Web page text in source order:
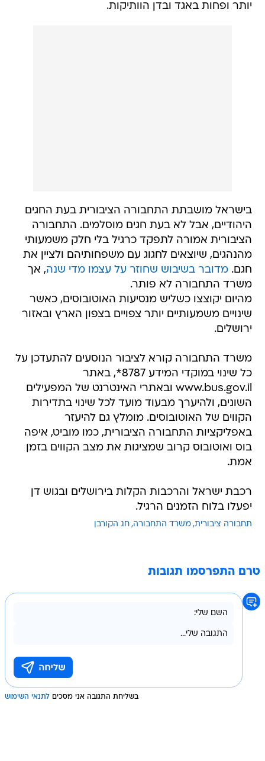
יותר ופחות באגד ובדן הוותיקות.
בישראל מושבתת התחבורה הציבורית בעת החגים
היהודיים, אבל לא בעת חגים מוסלמים. התחבורה
הציבורית אמורה לתפקד כרגיל בלי חלק משמעותי
מהנהגים, שיוצאים לחגוג עם משפחותיהם ולציין את
חגם.מדובר בשיבוש שחוזר על עצמו מדי שנה, אך
משרד התחבורה לא פותר.
מהיום יקוצצו כשליש מנסיעות האוטובוסים, כאשר
שינויים משמעותיים יותר צפויים בצפון הארץ ובאזור
ירושלים.
משרד התחבורה קורא לציבור הנוסעים להתעדכן על
כל שינוי במוקדי המידע 8787*, באתר
www.bus.gov.il ובאתרי האינטרנט של המפעילים
השונים, ולהיערך מבעוד מועד לכל שינוי בתדירות
הקווים של האוטובוסים. מומלץ גם להיעזר
באפליקציות התחבורה הציבורית, כמו מוביט, איפה
בוס ואוטובוס קרוב שמציגות את מצב הקווים בזמן
אמת.
רכבת ישראל והרכבות הקלות בירושלים ובגוש דן
יפעלו בלוח הזמנים הרגיל.
תחבורה ציבורית משרד התחבורה חג הקורבן
טרם התפרסמו תגובות
בשליחת התגובה אני מסכים לתנאי השימוש